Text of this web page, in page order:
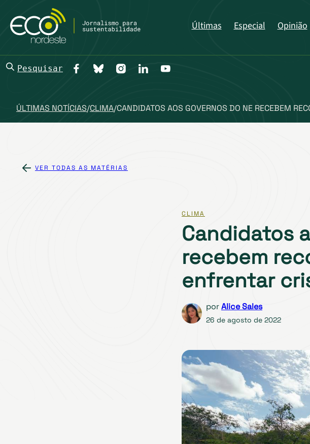
Últimas Especial Opinião
Pesquisar
ÚLTIMAS NOTÍCIAS/CLIMA/CANDIDATOS AOS GOVERNOS DO NE RECEBEM
VER TODAS AS MATÉRIAS
CLIMA
Candidatos
recebem
enfrentar
porAlice Sales
26 de agosto de 2022